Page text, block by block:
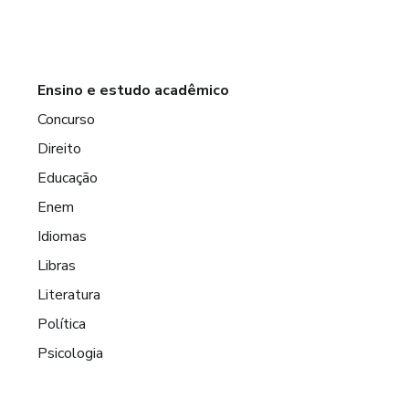
Ensino e estudo acadêmico
Concurso
Direito
Educação
Enem
Idiomas
Libras
Literatura
Política
Psicologia